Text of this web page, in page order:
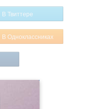
В Твиттере
В Одноклассниках